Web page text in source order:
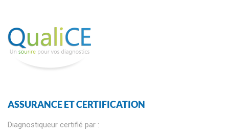
ASSURANCE ET CERTIFICATION
Diagnostiqueur certifié par :